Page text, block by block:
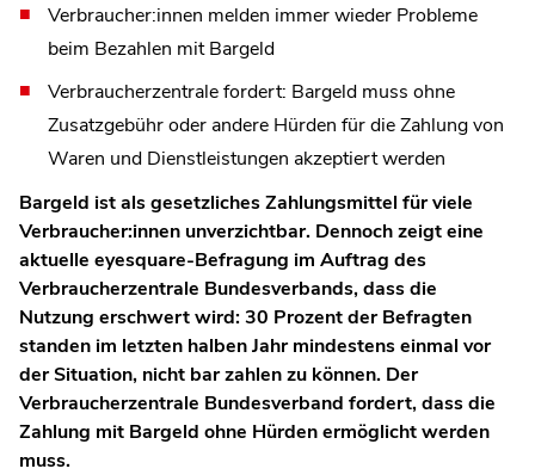
Verbraucher:innen melden immer wieder Probleme
beim Bezahlen mit Bargeld
Verbraucherzentrale fordert: Bargeld muss ohne
Zusatzgebühr oder andere Hürden für die Zahlung von
Waren und Dienstleistungen akzeptiert werden
Bargeld ist als gesetzliches Zahlungsmittel für viele
Verbraucher:innen unverzichtbar. Dennoch zeigt eine
aktuelle eyesquare-Befragung im Auftrag des
Verbraucherzentrale Bundesverbands, dass die
Nutzung erschwert wird: 30 Prozent der Befragten
standen im letzten halben Jahr mindestens einmal vor
der Situation, nicht bar zahlen zu können. Der
Verbraucherzentrale Bundesverband fordert, dass die
Zahlung mit Bargeld ohne Hürden ermöglicht werden
muss.